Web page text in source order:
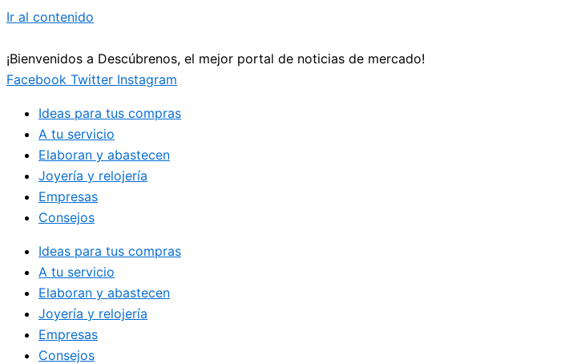
Ir al contenido
¡Bienvenidos a Descúbrenos, el mejor portal de noticias de mercado!
Facebook Twitter Instagram
Ideas para tus compras
A tu servicio
Elaboran y abastecen
Joyería y relojería
Empresas
Consejos
Ideas para tus compras
A tu servicio
Elaboran y abastecen
Joyería y relojería
Empresas
Consejos